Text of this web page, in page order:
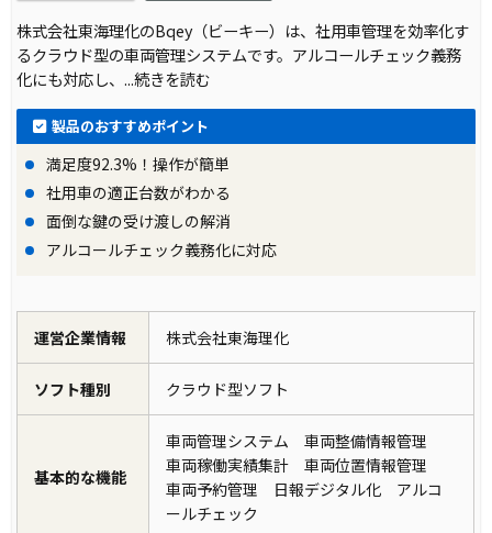
株式会社東海理化のBqey（ビーキー）は、社用車管理を効率化す
るクラウド型の車両管理システムです。アルコールチェック義務
化にも対応し、...続きを読む
製品のおすすめポイント
満足度92.3%！操作が簡単
社用車の適正台数がわかる
面倒な鍵の受け渡しの解消
アルコールチェック義務化に対応
運営企業情報 株式会社東海理化
ソフト種別 クラウド型ソフト
基本的な機能
車両管理システム 車両整備情報管理
車両稼働実績集計 車両位置情報管理
車両予約管理 日報デジタル化 アルコ
ールチェック